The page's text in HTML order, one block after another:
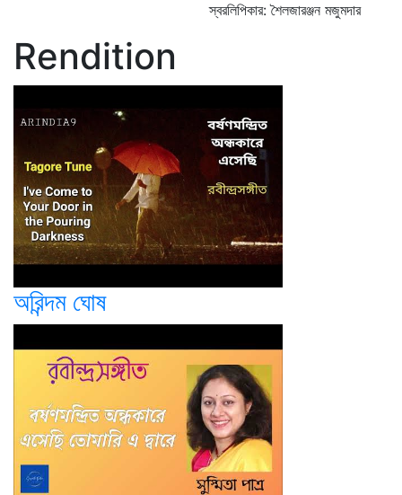
স্বরলিপিকার: শৈলজারঞ্জন মজুমদার
Rendition
অরিন্দম ঘোষ